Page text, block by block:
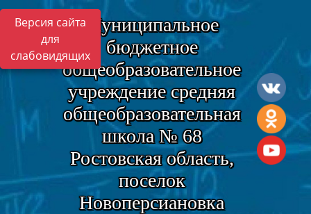
Версия сайта
для
слабовидящих
Муниципальное
бюджетное
общеобразовательное
учреждение средняя
общеобразовательная
школа № 68
Ростовская область,
поселок
Новоперсиановка